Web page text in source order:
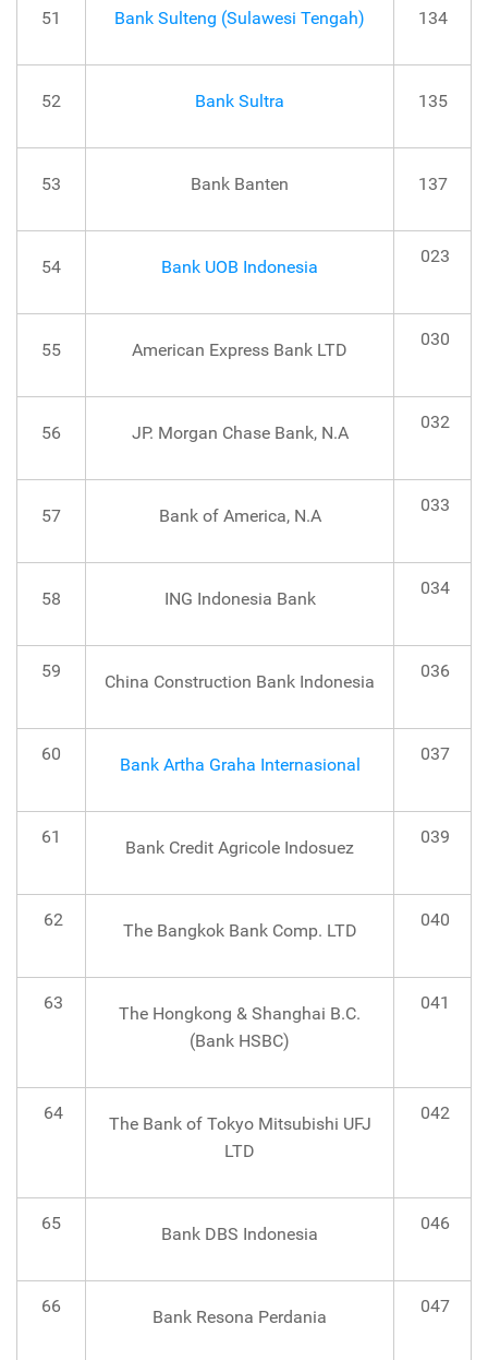
51 Bank Sulteng (Sulawesi Tengah) 134
52 Bank Sultra 135
53 Bank Banten 137
54 Bank UOB Indonesia
023
55 American Express Bank LTD
030
56 JP. Morgan Chase Bank, N.A
032
57 Bank of America, N.A
033
58 ING Indonesia Bank
034
59
China Construction Bank Indonesia
036
60
Bank Artha Graha Internasional
037
61
Bank Credit Agricole Indosuez
039
62
The Bangkok Bank Comp. LTD
040
63
The Hongkong & Shanghai B.C.
(Bank HSBC)
041
64
The Bank of Tokyo Mitsubishi UFJ
LTD
042
65
Bank DBS Indonesia
046
66
Bank Resona Perdania
047